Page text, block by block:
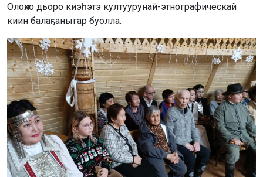
Олоҥхо дьоро киэһэтэ култуурунай-этнографическай
киин балаҕаныгар буолла.